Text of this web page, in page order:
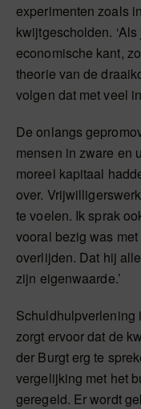
experimenten zoals
kwijtgescholden.
economische kant,
theorie van de
volgen dat met veel
De onlangs
mensen in zware en
moreel kapitaal
over.
te voelen. Ik sprak
vooral bezig was
overlijden. Dat hij
zijn eigenwaarde.’
Schuldhulpverlening
zorgt ervoor dat de
der Burgt erg te
vergelijking met het
geregeld. Er wordt